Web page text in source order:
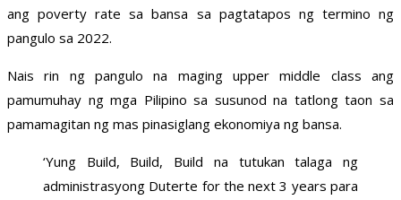
ang poverty rate sa bansa sa pagtatapos ng termino ng
pangulo sa 2022.
Nais rin ng pangulo na maging upper middle class ang
pamumuhay ng mga Pilipino sa susunod na tatlong taon sa
pamamagitan ng mas pinasiglang ekonomiya ng bansa.
‘Yung Build, Build, Build na tutukan talaga ng
administrasyong Duterte for the next 3 years para